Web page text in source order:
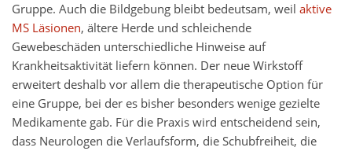
Gruppe. Auch die Bildgebung bleibt bedeutsam, weil aktive
MS Läsionen, ältere Herde und schleichende
Gewebeschäden unterschiedliche Hinweise auf
Krankheitsaktivität liefern können. Der neue Wirkstoff
erweitert deshalb vor allem die therapeutische Option für
eine Gruppe, bei der es bisher besonders wenige gezielte
Medikamente gab. Für die Praxis wird entscheidend sein,
dass Neurologen die Verlaufsform, die Schubfreiheit, die